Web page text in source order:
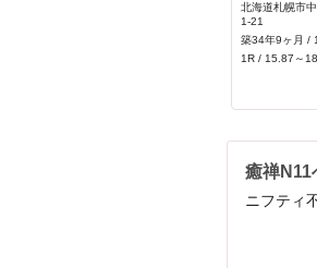
北海道札幌市
1-21
築34年9ヶ月 /
1R / 15.87～
癒禅N11
ニフティ